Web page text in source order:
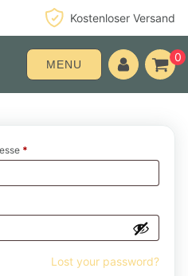
Kostenloser Versand
MENU
0
*
Lost your password?